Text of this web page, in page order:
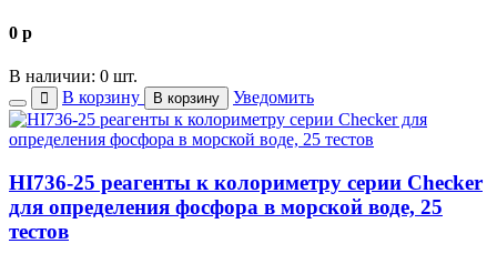
0 p
В наличии: 0 шт.
В корзину
В корзину Уведомить
HI736-25 реагенты к колориметру серии Checker
для определения фосфора в морской воде, 25
тестов